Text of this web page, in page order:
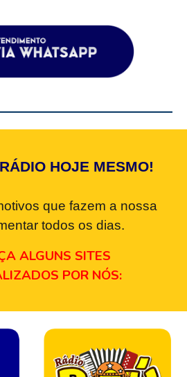
HOJE MESMO!
que fazem a nossa
todos os dias.
ALGUNS SITES
POR NÓS: